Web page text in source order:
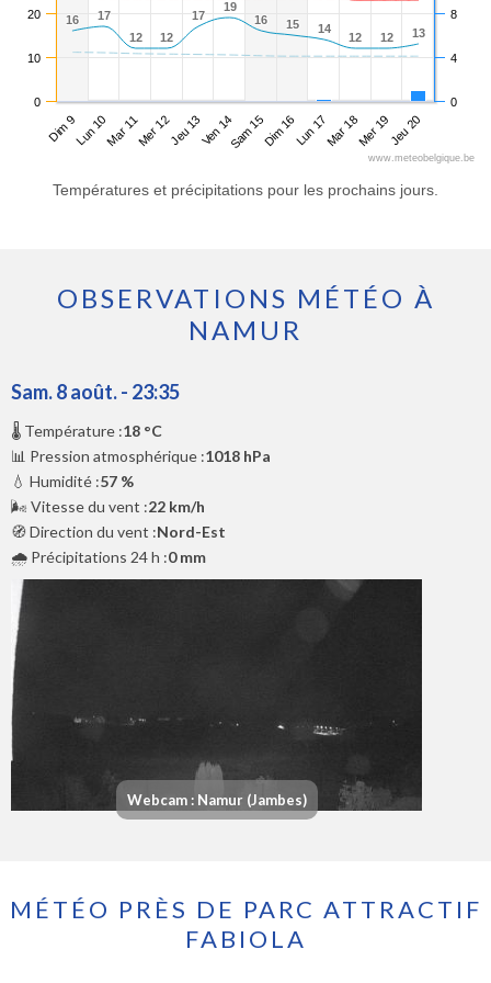
16
16 17
17
12
12 12
12
17
17
19
19
16
16 15
15 14
14
12
12 12
12 13
13
Dim 9Lun 10Mar 11Mer 12Jeu 13Ven 14Sam 15Dim 16Lun 17Mar 18Mer 19Jeu 20
0
10
20
0
4
8
www.meteobelgique.be
Températures et précipitations pour les prochains jours.
OBSERVATIONS MÉTÉO À
NAMUR
Sam. 8 août. - 23:35
🌡️ Température :18 °C
📊 Pression atmosphérique :1018 hPa
💧 Humidité :57 %
🌬️ Vitesse du vent :22 km/h
🧭 Direction du vent :Nord-Est
🌧️ Précipitations 24 h :0 mm
Webcam : Namur (Jambes)
MÉTÉO PRÈS DE PARC ATTRACTIF
FABIOLA